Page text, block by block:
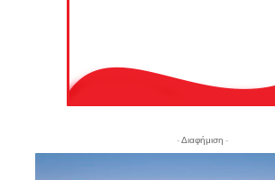
- Διαφήμιση -